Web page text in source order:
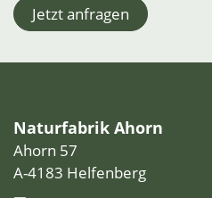
Jetzt anfragen
Naturfabrik Ahorn
Ahorn 57
A-4183 Helfenberg